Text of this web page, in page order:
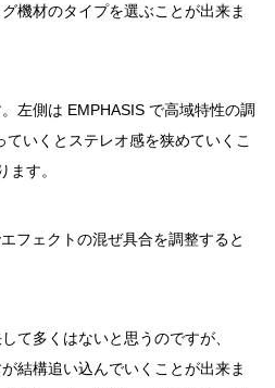
機材のタイプを選ぶことが出来ま
左側は EMPHASIS で高域特性の調
いくとステレオ感を狭めていくこ
ます。
フェクトの混ぜ具合を調整すると
て多くはないと思うのですが、
結構追い込んでいくことが出来ま